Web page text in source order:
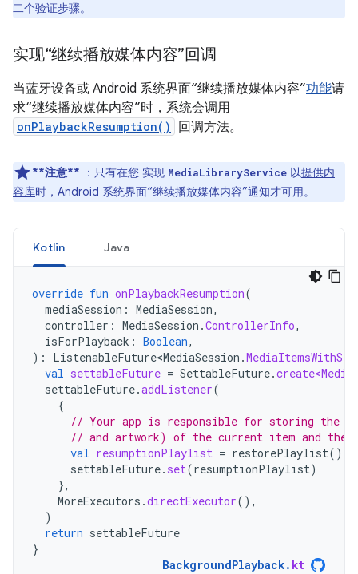
二个验证步骤。
实现“继续播放媒体内容”回调
当蓝牙设备或 Android 系统界面“继续播放媒体内容”功能请
求“继续播放媒体内容”时，系统会调用
onPlaybackResumption() 回调方法。
**注意** ：只有在您 实现 MediaLibraryService 以提供内
容库时，Android 系统界面“继续播放媒体内容”通知才可用。
Kotlin Java
override fun onPlaybackResumption(
mediaSession : MediaSession,
controller : MediaSession .ControllerInfo,
isForPlayback : Boolean,
):
ListenableFuture<MediaSession .
val settableFuture = SettableFuture.
settableFuture.addListener(
{
// Your app is responsible for storing the
// and artwork) of the current item and the
val resumptionPlaylist = restorePlaylist()
settableFuture. set(resumptionPlaylist)
},
MoreExecutors .directExecutor(),
)
return settableFuture
}
BackgroundPlayback. kt